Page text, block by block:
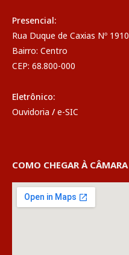
Presencial:
Rua Duque de Caxias Nº 1910
Bairro: Centro
CEP: 68.800-000
Eletrônico:
Ouvidoria / e-SIC
COMO CHEGAR À CÂMARA